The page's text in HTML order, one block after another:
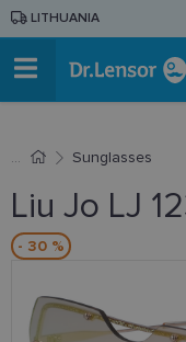
LITHUANIA
Sunglasses
Liu Jo LJ
- 30 %